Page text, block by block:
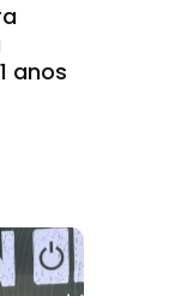
anos